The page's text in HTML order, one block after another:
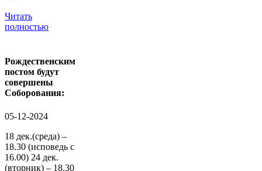
Читать
полностью
Рождественским
постом будут
совершены
Соборования:
05-12-2024
18 дек.(среда) –
18.30 (исповедь с
16.00) 24 дек.
(вторник) – 18.30